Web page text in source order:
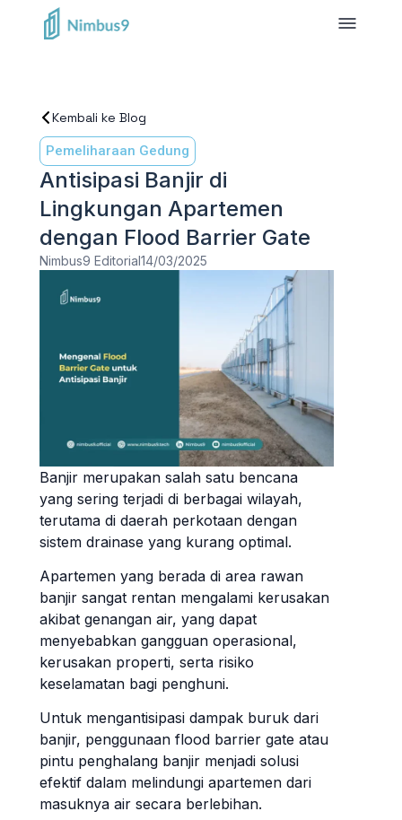
Kembali ke Blog
Pemeliharaan Gedung
Antisipasi Banjir di
Lingkungan Apartemen
dengan Flood Barrier Gate
Nimbus9 Editorial14/03/2025
Banjir merupakan salah satu bencana
yang sering terjadi di berbagai wilayah,
terutama di daerah perkotaan dengan
sistem drainase yang kurang optimal.
Apartemen yang berada di area rawan
banjir sangat rentan mengalami kerusakan
akibat genangan air, yang dapat
menyebabkan gangguan operasional,
kerusakan properti, serta risiko
keselamatan bagi penghuni.
Untuk mengantisipasi dampak buruk dari
banjir, penggunaan flood barrier gate atau
pintu penghalang banjir menjadi solusi
efektif dalam melindungi apartemen dari
masuknya air secara berlebihan.